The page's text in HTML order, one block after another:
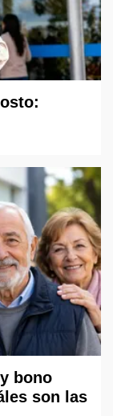
bono
son las